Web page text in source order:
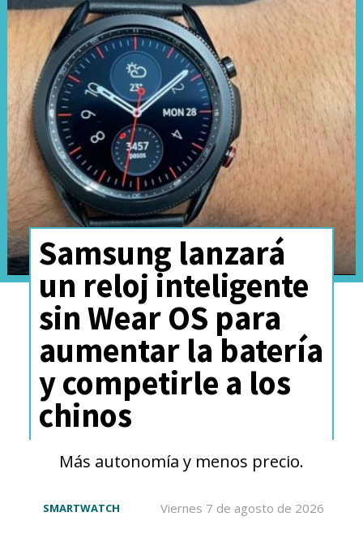
En cuanto a velocidades de
subida, la región deAysén
sorprendió con852.2 Mbps,
liderando en este apartado pese
a tener una velocidad de
descarga más baja.
Aquí están los datos oficiales:
Samsung lanzará
un reloj inteligente
sin Wear OS para
aumentar la batería
y competirle a los
chinos
Más autonomía y menos precio.
Viernes 7 de agosto de 2026
SMARTWATCH